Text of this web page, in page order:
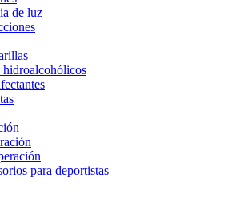
de luz
hidroalcohólicos
para deportistas